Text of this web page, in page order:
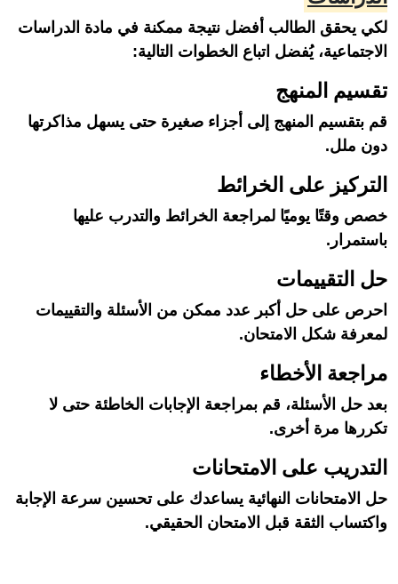
لكي يحقق الطالب أفضل نتيجة ممكنة في مادة الدراسات
الاجتماعية، يُفضل اتباع الخطوات التالية:
تقسيم المنهج
قم بتقسيم المنهج إلى أجزاء صغيرة حتى يسهل مذاكرتها
دون ملل.
التركيز على الخرائط
خصص وقتًا يوميًا لمراجعة الخرائط والتدرب عليها
باستمرار.
حل التقييمات
احرص على حل أكبر عدد ممكن من الأسئلة والتقييمات
لمعرفة شكل الامتحان.
مراجعة الأخطاء
بعد حل الأسئلة، قم بمراجعة الإجابات الخاطئة حتى لا
تكررها مرة أخرى.
التدريب على الامتحانات
حل الامتحانات النهائية يساعدك على تحسين سرعة الإجابة
واكتساب الثقة قبل الامتحان الحقيقي.